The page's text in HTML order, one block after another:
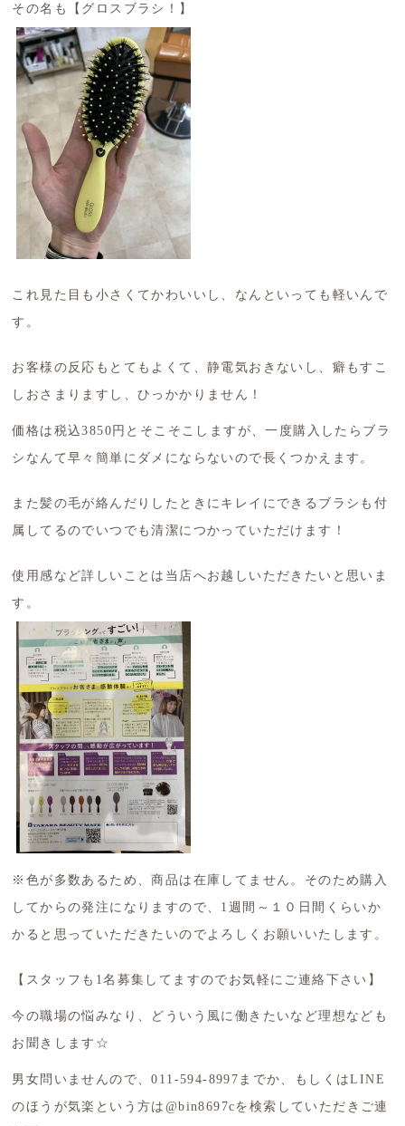
その名も【グロスブラシ！】
これ見た目も小さくてかわいいし、なんといっても軽いんで
す。
お客様の反応もとてもよくて、静電気おきないし、癖もすこ
しおさまりますし、ひっかかりません！
価格は税込3850円とそこそこしますが、一度購入したらブラ
シなんて早々簡単にダメにならないので長くつかえます。
また髪の毛が絡んだりしたときにキレイにできるブラシも付
属してるのでいつでも清潔につかっていただけます！
使用感など詳しいことは当店へお越しいただきたいと思いま
す。
※色が多数あるため、商品は在庫してません。そのため購入
してからの発注になりますので、1週間～１０日間くらいか
かると思っていただきたいのでよろしくお願いいたします。
【スタッフも1名募集してますのでお気軽にご連絡下さい】
今の職場の悩みなり、どういう風に働きたいなど理想なども
お聞きします☆
男女問いませんので、011-594-8997までか、もしくはLINE
のほうが気楽という方は@bin8697cを検索していただきご連